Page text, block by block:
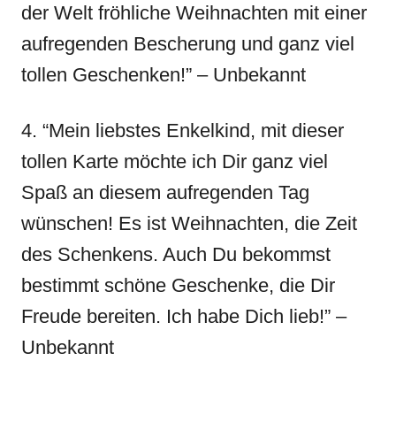
der Welt fröhliche Weihnachten mit einer
aufregenden Bescherung und ganz viel
tollen Geschenken!” – Unbekannt
4. “Mein liebstes Enkelkind, mit dieser
tollen Karte möchte ich Dir ganz viel
Spaß an diesem aufregenden Tag
wünschen! Es ist Weihnachten, die Zeit
des Schenkens. Auch Du bekommst
bestimmt schöne Geschenke, die Dir
Freude bereiten. Ich habe Dich lieb!” –
Unbekannt